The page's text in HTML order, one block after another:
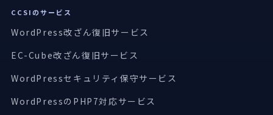
CCSIのサービス
WordPress改ざん復旧サービス
EC-Cube改ざん復旧サービス
WordPressセキュリティ保守サービス
WordPressのPHP7対応サービス